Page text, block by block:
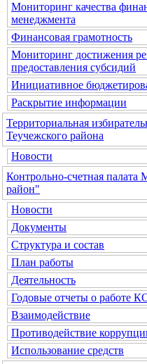
Мониторинг качества
менеджмента
Финансовая грамотность
Мониторинг достижения
предоставления субсидий
Инициативное
Раскрытие информации
Территориальная
Теучежского района
Новости
Контрольно-счетная
район"
Новости
Документы
Структура и состав
План работы
Деятельность
Годовые отчеты о работе
Взаимодействие
Противодействие
Использование средств